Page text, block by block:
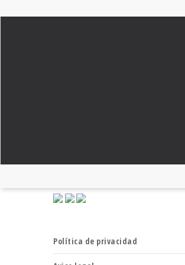
JOHANN SEBASTIAN BACH, 28
Política de privacidad